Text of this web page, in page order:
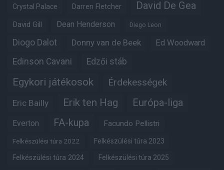
Crystal Palace Darren Fletcher David De Gea
David Gill Dean Henderson Diego Leon
Diogo Dalot Donny van de Beek Ed Woodward
Edinson Cavani Edzői stáb
Egykori játékosok Érdekességek
Eric Bailly Erik ten Hag Európa-liga
Everton FA-kupa Facundo Pellistri
Felkészülési túra 2022 Felkészülési túra 2023
Felkészülési túra 2024 Felkészülési túra 2025